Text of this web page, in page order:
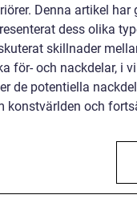
Denna artikel
dess olika
skillnader
för- och nackdelar, i
de potentiella
konstvärlden och